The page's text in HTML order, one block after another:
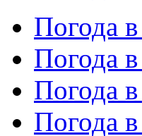
Погода
Погода
Погода
Погода